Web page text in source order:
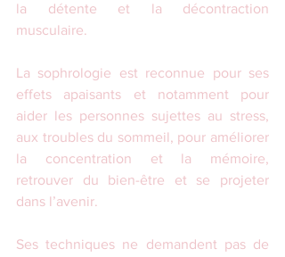
la détente et la décontraction
musculaire.
La sophrologie est reconnue pour ses
effets apaisants et notamment pour
aider les personnes sujettes au stress,
aux troubles du sommeil, pour améliorer
la concentration et la mémoire,
retrouver du bien-être et se projeter
dans l’avenir.
Ses techniques ne demandent pas de